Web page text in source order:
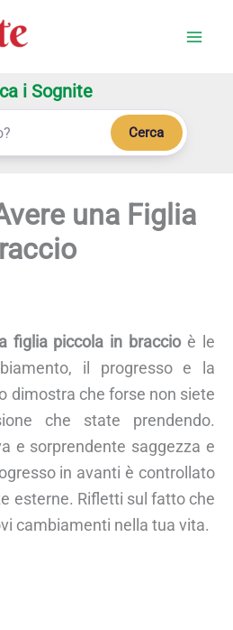
i Sognite
Cerca
una Figlia
figlia piccola in braccioè le
il progresso e la
dimostra che forse non siete
che state prendendo.
e sorprendente saggezza e
in avanti è controllato
esterne. Rifletti sul fatto che
cambiamenti nella tua vita.